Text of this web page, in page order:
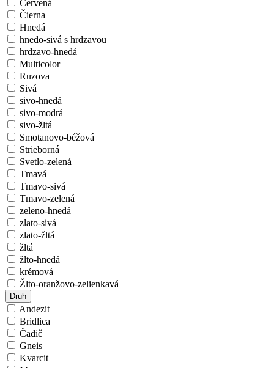
Červená
Čierna
Hnedá
hnedo-sivá s hrdzavou
hrdzavo-hnedá
Multicolor
Ruzova
Sivá
sivo-hnedá
sivo-modrá
sivo-žltá
Smotanovo-béžová
Strieborná
Svetlo-zelená
Tmavá
Tmavo-sivá
Tmavo-zelená
zeleno-hnedá
zlato-sivá
zlato-žltá
žltá
žlto-hnedá
krémová
Žlto-oranžovo-zelienkavá
Druh
Andezit
Bridlica
Čadič
Gneis
Kvarcit